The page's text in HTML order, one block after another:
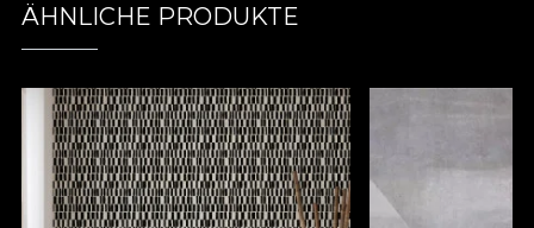
ÄHNLICHE PRODUKTE